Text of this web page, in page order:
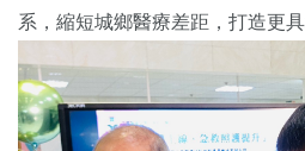
系，縮短城鄉醫療差距，打造更